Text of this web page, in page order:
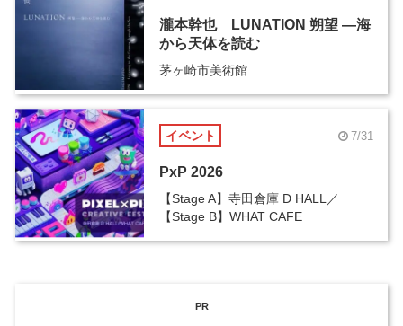
瀧本幹也 LUNATION 朔望 ―海
から天体を読む
茅ヶ崎市美術館
イベント 7/31
PxP 2026
【Stage A】寺田倉庫 D HALL／
【Stage B】WHAT CAFE
PR